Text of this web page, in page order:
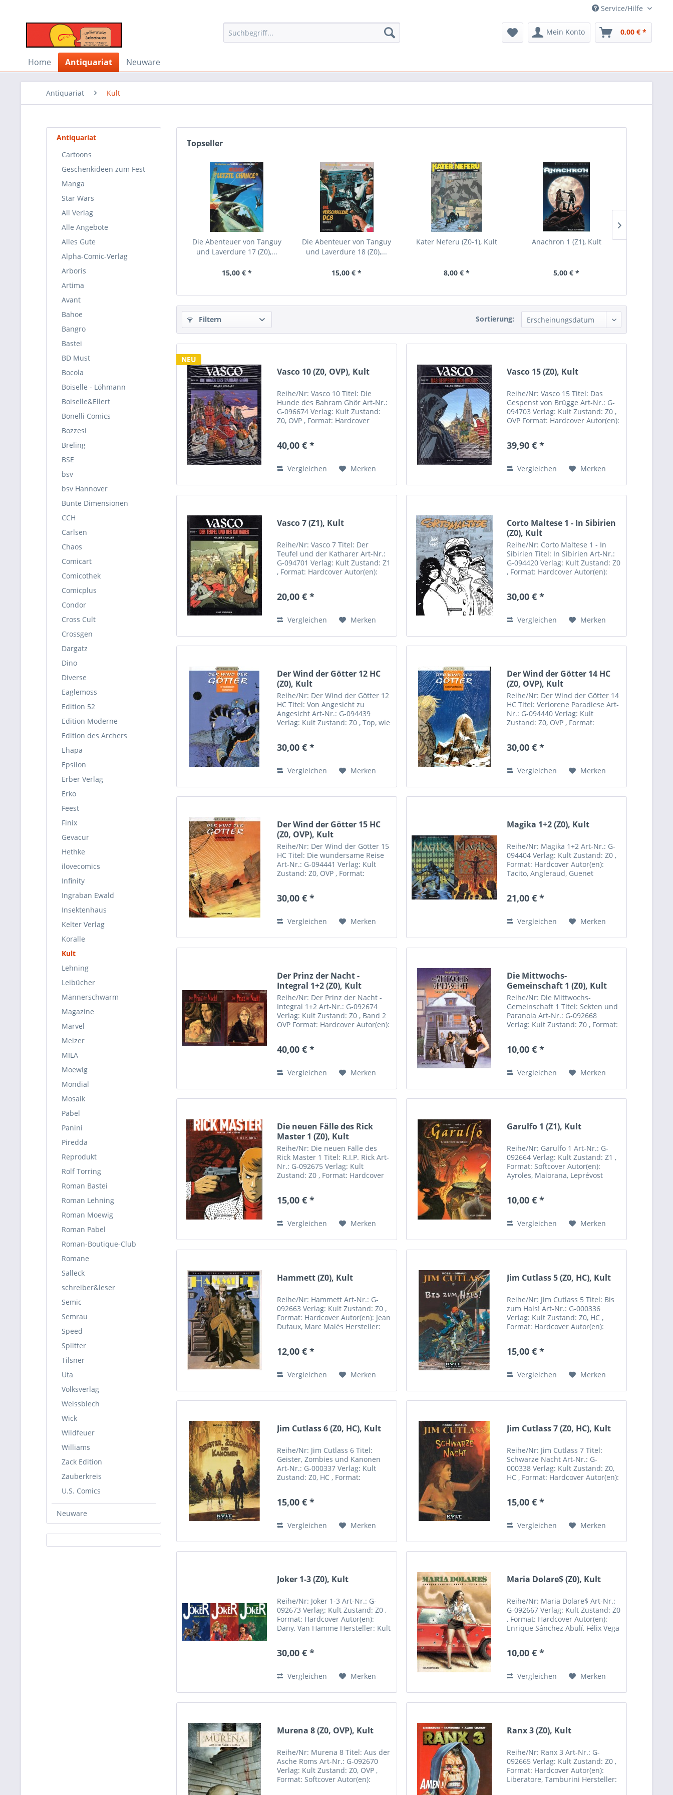
Service/Hilfe
Mein Konto 0,00 € *
Home Antiquariat Neuware
Antiquariat Kult
Antiquariat
Cartoons
Geschenkideen zum Fest
Manga
Star Wars
All Verlag
Alle Angebote
Alles Gute
Alpha-Comic-Verlag
Arboris
Artima
Avant
Bahoe
Bangro
Bastei
BD Must
Bocola
Boiselle - Löhmann
Boiselle&Ellert
Bonelli Comics
Bozzesi
Breling
BSE
bsv
bsv Hannover
Bunte Dimensionen
CCH
Carlsen
Chaos
Comicart
Comicothek
Comicplus
Condor
Cross Cult
Crossgen
Dargatz
Dino
Diverse
Eaglemoss
Edition 52
Edition Moderne
Edition des Archers
Ehapa
Epsilon
Erber Verlag
Erko
Feest
Finix
Gevacur
Hethke
ilovecomics
Infinity
Ingraban Ewald
Insektenhaus
Kelter Verlag
Koralle
Kult
Lehning
Leibücher
Männerschwarm
Magazine
Marvel
Melzer
MILA
Moewig
Mondial
Mosaik
Pabel
Panini
Piredda
Reprodukt
Rolf Torring
Roman Bastei
Roman Lehning
Roman Moewig
Roman Pabel
Roman-Boutique-Club
Romane
Salleck
schreiber&leser
Semic
Semrau
Speed
Splitter
Tilsner
Uta
Volksverlag
Weissblech
Wick
Wildfeuer
Williams
Zack Edition
Zauberkreis
U.S. Comics
Neuware
Topseller
Die Abenteuer von Tanguy
und Laverdure 17 (Z0),...
15,00 € *
Die Abenteuer von Tanguy
und Laverdure 18 (Z0),...
15,00 € *
Kater Neferu (Z0-1), Kult
8,00 € *
Anachron 1 (Z1), Kult
5,00 € *
Filtern Sortierung:
NEU
Vasco 10 (Z0, OVP), Kult
Reihe/Nr: Vasco 10 Titel: Die
Hunde des Bahram Ghör Art-Nr.:
G-096674 Verlag: Kult Zustand:
Z0, OVP , Format: Hardcover
Röpke Riemannstrasse 31 DE-
40,00 € *
Vergleichen Merken
Vasco 15 (Z0), Kult
Reihe/Nr: Vasco 15 Titel: Das
Gespenst von Brügge Art-Nr.: G-
094703 Verlag: Kult Zustand: Z0 ,
OVP Format: Hardcover Autor(en):
Riemannstrasse 31 04107 Leipzig
39,90 € *
Vergleichen Merken
Vasco 7 (Z1), Kult
Reihe/Nr: Vasco 7 Titel: Der
Teufel und der Katharer Art-Nr.:
G-094701 Verlag: Kult Zustand: Z1
, Format: Hardcover Autor(en):
Riemannstrasse 31 04107 Leipzig
20,00 € *
Vergleichen Merken
Corto Maltese 1 - In Sibirien
(Z0), Kult
Reihe/Nr: Corto Maltese 1 - In
Sibirien Titel: In Sibirien Art-Nr.:
G-094420 Verlag: Kult Zustand: Z0
, Format: Hardcover Autor(en):
verträumten Innenhof in Venedig,
30,00 € *
Vergleichen Merken
Der Wind der Götter 12 HC
(Z0), Kult
Reihe/Nr: Der Wind der Götter 12
HC Titel: Von Angesicht zu
Angesicht Art-Nr.: G-094439
Verlag: Kult Zustand: Z0 , Top, wie
Comics Sebastian Röpke
30,00 € *
Vergleichen Merken
Der Wind der Götter 14 HC
(Z0, OVP), Kult
Reihe/Nr: Der Wind der Götter 14
HC Titel: Verlorene Paradiese Art-
Nr.: G-094440 Verlag: Kult
Zustand: Z0, OVP , Format:
Comics Sebastian Röpke
Leipzig...
30,00 € *
Vergleichen Merken
Der Wind der Götter 15 HC
(Z0, OVP), Kult
Reihe/Nr: Der Wind der Götter 15
HC Titel: Die wundersame Reise
Art-Nr.: G-094441 Verlag: Kult
Zustand: Z0, OVP , Format:
Comics Sebastian Röpke
Leipzig...
30,00 € *
Vergleichen Merken
Magika 1+2 (Z0), Kult
Reihe/Nr: Magika 1+2 Art-Nr.: G-
094404 Verlag: Kult Zustand: Z0 ,
Format: Hardcover Autor(en):
Tacito, Angleraud, Guenet
Leipzig Deutschland Rufen Sie
21,00 € *
Vergleichen Merken
Der Prinz der Nacht -
Integral 1+2 (Z0), Kult
Reihe/Nr: Der Prinz der Nacht -
Integral 1+2 Art-Nr.: G-092674
Verlag: Kult Zustand: Z0 , Band 2
OVP Format: Hardcover Autor(en):
Rougemonts verflucht. Ein
40,00 € *
Vergleichen Merken
Die Mittwochs-
Gemeinschaft 1 (Z0), Kult
Reihe/Nr: Die Mittwochs-
Gemeinschaft 1 Titel: Sekten und
Paranoia Art-Nr.: G-092668
Verlag: Kult Zustand: Z0 , Format:
Röpke Riemannstrasse 31 04107
10,00 € *
Vergleichen Merken
Die neuen Fälle des Rick
Master 1 (Z0), Kult
Reihe/Nr: Die neuen Fälle des
Rick Master 1 Titel: R.I.P. Rick Art-
Nr.: G-092675 Verlag: Kult
Zustand: Z0 , Format: Hardcover
Serie Rick Master ein
15,00 € *
Vergleichen Merken
Garulfo 1 (Z1), Kult
Reihe/Nr: Garulfo 1 Art-Nr.: G-
092664 Verlag: Kult Zustand: Z1 ,
Format: Softcover Autor(en):
Ayroles, Maiorana, Leprévost
31 04107 Leipzig Deutschland
10,00 € *
Vergleichen Merken
Hammett (Z0), Kult
Reihe/Nr: Hammett Art-Nr.: G-
092663 Verlag: Kult Zustand: Z0 ,
Format: Hardcover Autor(en): Jean
Dufaux, Marc Malés Hersteller:
Deutschland Rufen Sie uns an:
12,00 € *
Vergleichen Merken
Jim Cutlass 5 (Z0, HC), Kult
Reihe/Nr: Jim Cutlass 5 Titel: Bis
zum Hals! Art-Nr.: G-000336
Verlag: Kult Zustand: Z0, HC ,
Format: Hardcover Autor(en):
Riemannstrasse 31 04107 Leipzig
15,00 € *
Vergleichen Merken
Jim Cutlass 6 (Z0, HC), Kult
Reihe/Nr: Jim Cutlass 6 Titel:
Geister, Zombies und Kanonen
Art-Nr.: G-000337 Verlag: Kult
Zustand: Z0, HC , Format:
Comics Sebastian Röpke
Leipzig...
15,00 € *
Vergleichen Merken
Jim Cutlass 7 (Z0, HC), Kult
Reihe/Nr: Jim Cutlass 7 Titel:
Schwarze Nacht Art-Nr.: G-
000338 Verlag: Kult Zustand: Z0,
HC , Format: Hardcover Autor(en):
Riemannstrasse 31 04107 Leipzig
15,00 € *
Vergleichen Merken
Joker 1-3 (Z0), Kult
Reihe/Nr: Joker 1-3 Art-Nr.: G-
092673 Verlag: Kult Zustand: Z0 ,
Format: Hardcover Autor(en):
Dany, Van Hamme Hersteller: Kult
Deutschland Rufen Sie uns an:
30,00 € *
Vergleichen Merken
Maria Dolare$ (Z0), Kult
Reihe/Nr: Maria Dolare$ Art-Nr.:
G-092667 Verlag: Kult Zustand: Z0
, Format: Hardcover Autor(en):
Enrique Sánchez Abulí, Félix Vega
31 04107 Leipzig Deutschland
10,00 € *
Vergleichen Merken
Murena 8 (Z0, OVP), Kult
Reihe/Nr: Murena 8 Titel: Aus der
Asche Roms Art-Nr.: G-092670
Verlag: Kult Zustand: Z0, OVP ,
Format: Softcover Autor(en):
Ranx 3 (Z0), Kult
Reihe/Nr: Ranx 3 Art-Nr.: G-
092665 Verlag: Kult Zustand: Z0 ,
Format: Hardcover Autor(en):
Liberatore, Tamburini Hersteller: